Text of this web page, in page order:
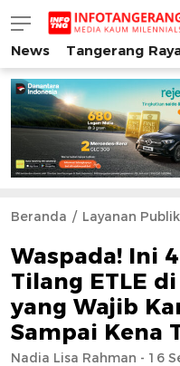
INFO TANGERANG
Media Kaum
News Tangerang
Beranda Layanan Publik
Waspada! Ini
Tilang ETLE
yang Wajib
Sampai Kena
Nadia Lisa Rahman - 16